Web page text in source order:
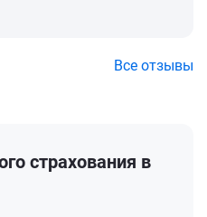
Все отзывы
страхования в